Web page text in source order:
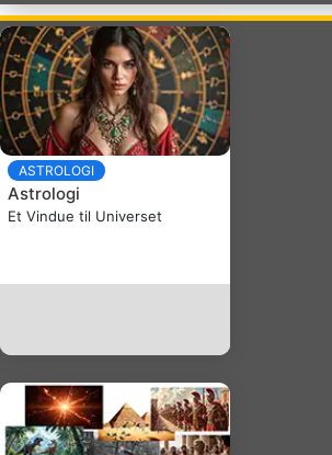
ASTROLOGI
Astrologi
Et Vindue til Universet